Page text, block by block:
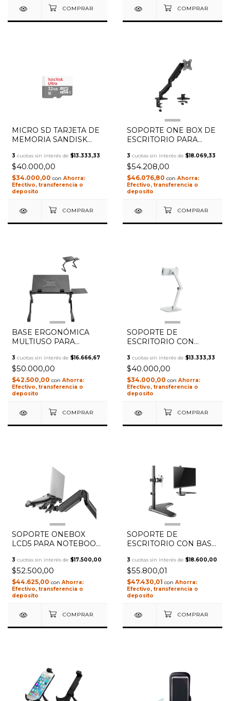
MICRO SD TARJETA DE
MEMORIA SANDISK
32GB CON ADAPTADOR
3 cuotas sin interés de $13.333,33
$40.000,00
$34.000,00 con
Efectivo, transferencia o
deposito
1/3
SOPORTE ONE BOX DE
ESCRITORIO PARA
RESISTENTE OB-LCD10
3 cuotas sin interés de $18.069,33
$54.208,00
$46.076,80 con
Efectivo, transferencia o
deposito
1/ 2
BASE ERGONÓMICA
MULTIUSO PARA
CON MÚLTIPLES
POSICIONES OB-S2
3 cuotas sin interés de $16.666,67
$50.000,00
$42.500,00 con
Efectivo, transferencia o
deposito
1/2
SOPORTE DE
ESCRITORIO CON
PARA TABLET Y
CELULAR ONEBOX OB-
UP2
3 cuotas sin interés de $13.333,33
$40.000,00
$34.000,00 con
Efectivo, transferencia o
deposito
1/3
SOPORTE ONEBOX
LCD5 PARA NOTEBOOK
3 cuotas sin interés de $17.500,00
$52.500,00
$44.625,00 con
Efectivo, transferencia o
deposito
1/2
SOPORTE DE
ESCRITORIO CON BASE
ONEBOX OB LCD13
3 cuotas sin interés de $18.600,00
$55.800,01
$47.430,01 con
Efectivo, transferencia o
deposito